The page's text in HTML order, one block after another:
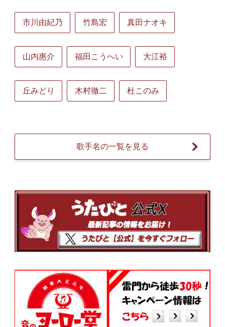
市川由紀乃 竹島宏 真田ナオキ
山内惠介 福田こうへい 大江裕
丘みどり 木村徹二 杜このみ
歌手名の一覧を見る